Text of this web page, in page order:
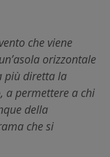
che viene
orizzontale
più diretta la
a permettere a chi
della
che si